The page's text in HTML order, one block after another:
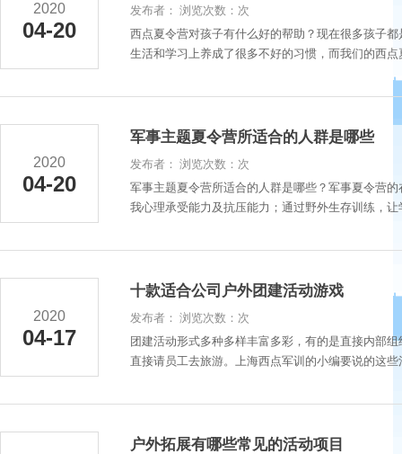
2020
04-20
发布者： 浏览次数：次
西点夏令营对孩子有什么好的帮助？现在很多孩子
生活和学习上养成了很多不好的习惯，而我们的西
2020
04-20
军事主题夏令营所适合的人群是哪些
发布者： 浏览次数：次
军事主题夏令营所适合的人群是哪些？军事夏令营
我心理承受能力及抗压能力；通过野外生存训练，
2020
04-17
十款适合公司户外团建活动游戏
发布者： 浏览次数：次
团建活动形式多种多样丰富多彩，有的是直接内部
直接请员工去旅游。上海西点军训的小编要说的这
户外拓展有哪些常见的活动项目